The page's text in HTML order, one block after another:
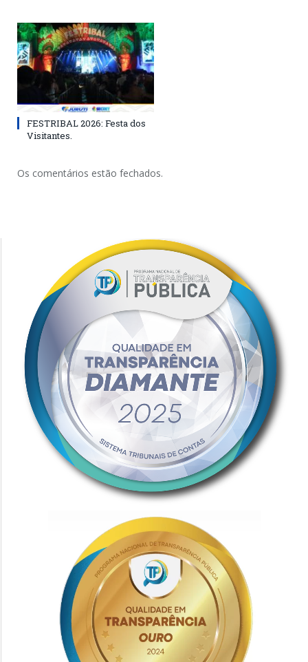
FESTRIBAL 2026: Festa dos
Visitantes.
Os comentários estão fechados.